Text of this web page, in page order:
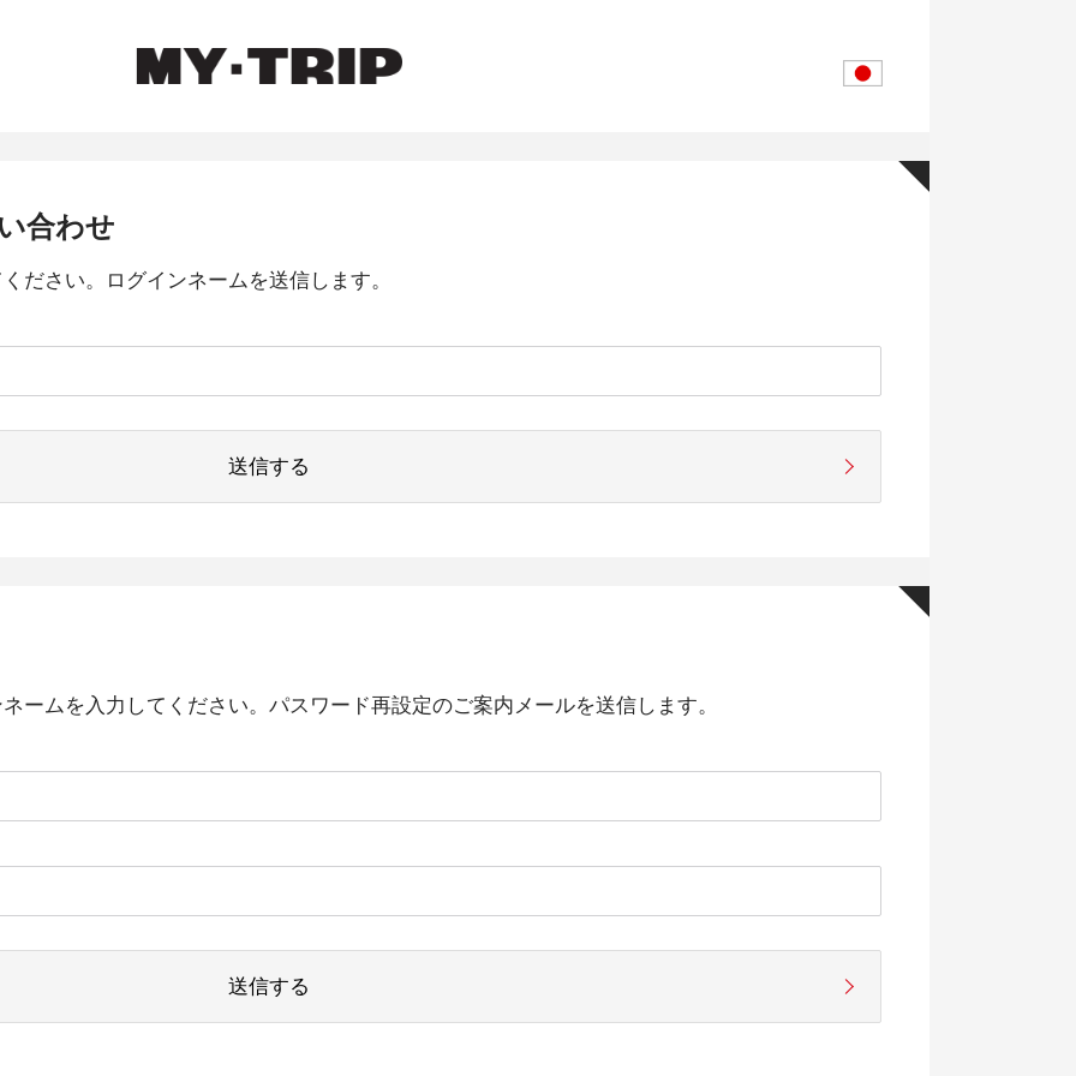
合わせ
ださい。ログインネームを送信します。
送信する
ームを入力してください。パスワード再設定のご案内メールを送信します。
送信する